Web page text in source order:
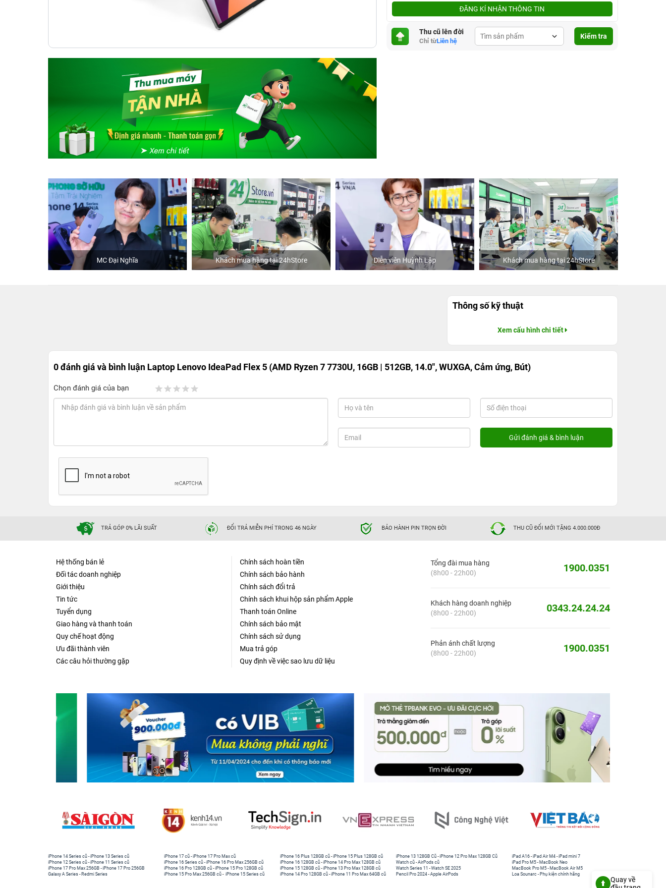
ĐĂNG KÍ NHẬN THÔNG TIN
Thu cũ lên đời
Chỉ từLiên hệ
Kiểm tra
MC Đại Nghĩa Khách mua hàng tại 24hStore Diễn viên Huỳnh Lập Khách mua hàng tại 24hStore Ca sĩ/Diễn viên
Thông số kỹ thuật
Xem cấu hình chi tiết
0 đánh giá và bình luận Laptop Lenovo IdeaPad Flex 5 (AMD Ryzen 7 7730U, 16GB | 512GB, 14.0", WUXGA, Cảm ứng, Bút)
Chọn đánh giá của bạn
TRẢ GÓP 0% LÃI SUẤT ĐỔI TRẢ MIỄN PHÍ TRONG 46 NGÀY BẢO HÀNH PIN TRỌN ĐỜI THU CŨ ĐỔI MỚI TẶNG 4.000.000Đ
Hệ thống bán lẻ
Đối tác doanh nghiệp
Giới thiệu
Tin tức
Tuyển dụng
Giao hàng và thanh toán
Quy chế hoạt động
Ưu đãi thành viên
Các câu hỏi thường gặp
Chính sách hoàn tiền
Chính sách bảo hành
Chính sách đổi trả
Chính sách khui hộp sản phẩm Apple
Thanh toán Online
Chính sách bảo mật
Chính sách sử dụng
Mua trả góp
Quy định về việc sao lưu dữ liệu
Tổng đài mua hàng
(8h00 - 22h00)
1900.0351
Khách hàng doanh nghiệp
(8h00 - 22h00)
0343.24.24.24
Phản ánh chất lượng
(8h00 - 22h00)
1900.0351
iPhone 14 Series cũ -iPhone 13 Series cũ
iPhone 12 Series cũ -iPhone 11 Series cũ
iPhone 17 Pro Max 256GB -iPhone 17 Pro 256GB
Galaxy A Series - Redmi Series
iPhone 17 cũ -iPhone 17 Pro Max cũ
iPhone 16 Series cũ - iPhone 16 Pro Max 256GB cũ
iPhone 16 Pro 128GB cũ -iPhone 15 Pro 128GB cũ
iPhone 15 Pro Max 256GB cũ - iPhone 15 Series cũ
iPhone 16 Plus 128GB cũ -iPhone 15 Plus 128GB cũ
iPhone 16 128GB cũ -iPhone 14 Pro Max 128GB cũ
iPhone 15 128GB cũ -iPhone 13 Pro Max 128GB cũ
iPhone 14 Pro 128GB cũ -iPhone 11 Pro Max 64GB cũ
iPhone 13 128GB Cũ -iPhone 12 Pro Max 128GB Cũ
Watch cũ -AirPods cũ
Watch Series 11 -Watch SE 2025
Pencil Pro 2024 -Apple AirPods
iPad A16 -iPad Air M4 -iPad mini 7
iPad Pro M5 - MacBook Neo
MacBook Pro M5 - MacBook Air M5
Loa Sounarc - Phụ kiện chính hãng
Quay về